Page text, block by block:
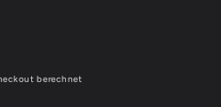
berechnet